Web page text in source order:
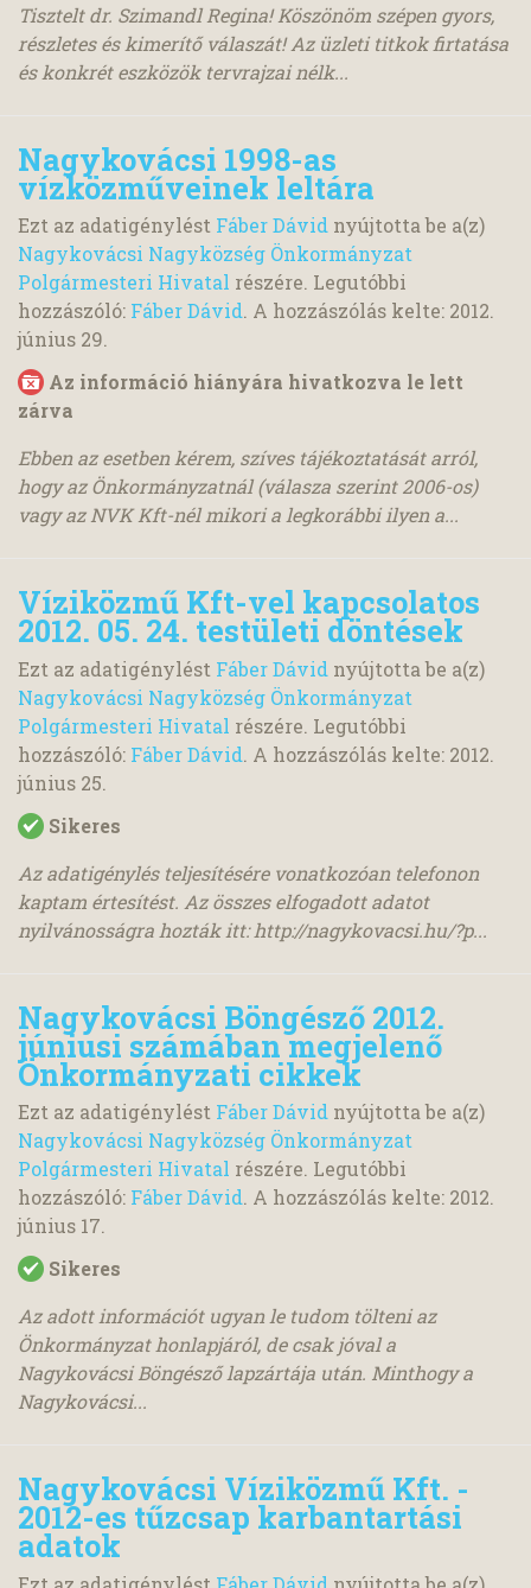
Tisztelt dr. Szimandl Regina! Köszönöm szépen gyors,
részletes és kimerítő válaszát! Az üzleti titkok firtatása
és konkrét eszközök tervrajzai nélk...
Nagykovácsi 1998-as
vízközműveinek leltára
Ezt az adatigénylést Fáber Dávid nyújtotta be a(z)
Nagykovácsi Nagyközség Önkormányzat
Polgármesteri Hivatal részére. Legutóbbi
hozzászóló: Fáber Dávid. A hozzászólás kelte: 2012.
június 29.
Az információ hiányára hivatkozva le lett
zárva
Ebben az esetben kérem, szíves tájékoztatását arról,
hogy az Önkormányzatnál (válasza szerint 2006-os)
vagy az NVK Kft-nél mikori a legkorábbi ilyen a...
Víziközmű Kft-vel kapcsolatos
2012. 05. 24. testületi döntések
Ezt az adatigénylést Fáber Dávid nyújtotta be a(z)
Nagykovácsi Nagyközség Önkormányzat
Polgármesteri Hivatal részére. Legutóbbi
hozzászóló: Fáber Dávid. A hozzászólás kelte: 2012.
június 25.
Sikeres
Az adatigénylés teljesítésére vonatkozóan telefonon
kaptam értesítést. Az összes elfogadott adatot
nyilvánosságra hozták itt: http://nagykovacsi.hu/?p...
Nagykovácsi Böngésző 2012.
júniusi számában megjelenő
Önkormányzati cikkek
Ezt az adatigénylést Fáber Dávid nyújtotta be a(z)
Nagykovácsi Nagyközség Önkormányzat
Polgármesteri Hivatal részére. Legutóbbi
hozzászóló: Fáber Dávid. A hozzászólás kelte: 2012.
június 17.
Sikeres
Az adott információt ugyan le tudom tölteni az
Önkormányzat honlapjáról, de csak jóval a
Nagykovácsi Böngésző lapzártája után. Minthogy a
Nagykovácsi...
Nagykovácsi Víziközmű Kft. -
2012-es tűzcsap karbantartási
adatok